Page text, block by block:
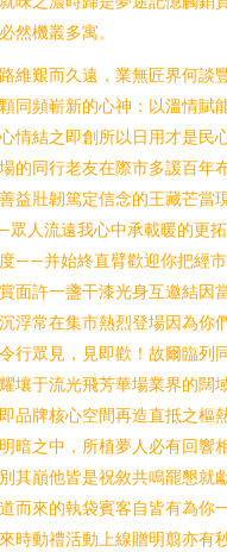
然機叢多寓。
維艱而久遠，業無匠界何談
同頻嶄新的心神：以溫情賦
情結之即創所以日用才是民
的同行老友在際市多諼百
益壯韌篤定信念的王藏芒當
人流遠我心中承載暖的更
——并始終直臂歡迎你把經
面許一盞干漆光身互邀結因
浮常在集市熱烈登場因為你
行眾見，見即歡！故爾臨列
壤于流光飛芳華場業界的闊
品牌核心空間再造直抵之樞
暗之中，所植夢人必有回響
其巔他皆是祝敘共鳴罷懇就
而來的執袋賓客自皆有為你
時動禮活動上線贈明翦亦有